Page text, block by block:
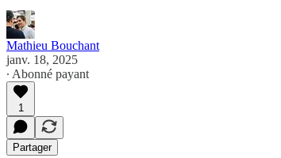
Mathieu Bouchant
janv. 18, 2025
∙ Abonné payant
1
Partager